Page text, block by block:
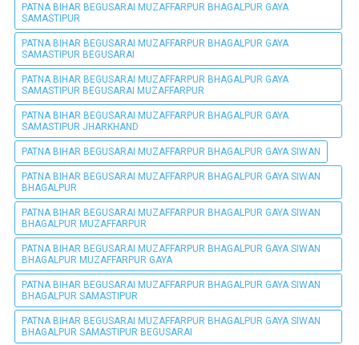
PATNA BIHAR BEGUSARAI MUZAFFARPUR BHAGALPUR GAYA
SAMASTIPUR
PATNA BIHAR BEGUSARAI MUZAFFARPUR BHAGALPUR GAYA
SAMASTIPUR BEGUSARAI
PATNA BIHAR BEGUSARAI MUZAFFARPUR BHAGALPUR GAYA
SAMASTIPUR BEGUSARAI MUZAFFARPUR
PATNA BIHAR BEGUSARAI MUZAFFARPUR BHAGALPUR GAYA
SAMASTIPUR JHARKHAND
PATNA BIHAR BEGUSARAI MUZAFFARPUR BHAGALPUR GAYA SIWAN
PATNA BIHAR BEGUSARAI MUZAFFARPUR BHAGALPUR GAYA SIWAN
BHAGALPUR
PATNA BIHAR BEGUSARAI MUZAFFARPUR BHAGALPUR GAYA SIWAN
BHAGALPUR MUZAFFARPUR
PATNA BIHAR BEGUSARAI MUZAFFARPUR BHAGALPUR GAYA SIWAN
BHAGALPUR MUZAFFARPUR GAYA
PATNA BIHAR BEGUSARAI MUZAFFARPUR BHAGALPUR GAYA SIWAN
BHAGALPUR SAMASTIPUR
PATNA BIHAR BEGUSARAI MUZAFFARPUR BHAGALPUR GAYA SIWAN
BHAGALPUR SAMASTIPUR BEGUSARAI